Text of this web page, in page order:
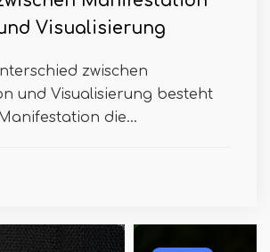
Visualisierung
zwischen
und Visualisierung besteht
die...